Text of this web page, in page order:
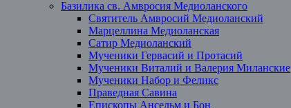
Базилика св. Амвросия Медиоланского
Святитель Амвросий Медиоланский
Марцеллина Медиоланская
Сатир Медиоланский
Мученики Гервасий и Протасий
Мученики Виталий и Валерия Миланские
Мученики Набор и Феликс
Праведная Савина
Епископы Ансельм и Бон